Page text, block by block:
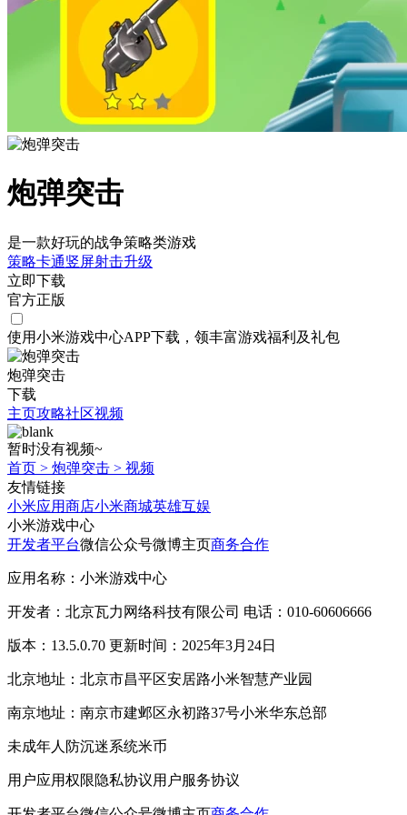
炮弹突击
是一款好玩的战争策略类游戏
策略卡通竖屏射击升级
立即下载
官方正版
使用小米游戏中心APP下载 ，领丰富游戏福利 及礼包
炮弹突击
下载
主页攻略社区视频
暂时没有视频~
首页 > 炮弹突击 > 视频
友情链接
小米应用商店小米商城英雄互娱
小米游戏中心
开发者平台微信公众号微博主页商务合作
应用名称：小米游戏中心
开发者：北京瓦力网络科技有限公司 电话：010-60606666
版本：13.5.0.70 更新时间：2025年3月24日
北京地址：北京市昌平区安居路小米智慧产业园
南京地址：南京市建邺区永初路37号小米华东总部
未成年人防沉迷系统米币
用户应用权限隐私协议用户服务协议